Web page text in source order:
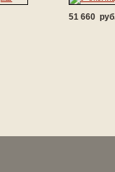
51 660